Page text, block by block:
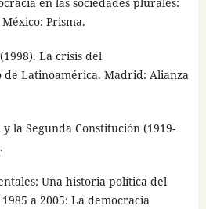
Prisma.
La crisis del
de Latinoamérica. Madrid: Alianza
la Segunda Constitución (1919-
Una historia política del
a 2005: La democracia